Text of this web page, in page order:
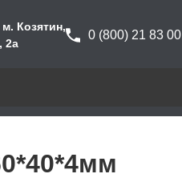
Козятин,
2а
0 (800) 21 83 00